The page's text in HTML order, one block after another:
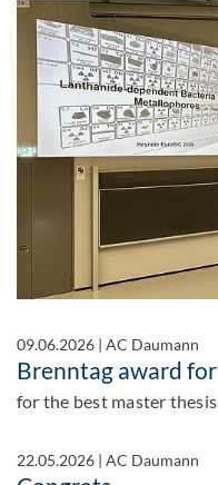
09.06.2026 |AC Daumann
Brenntag award
for the best master
22.05.2026 |AC Daumann